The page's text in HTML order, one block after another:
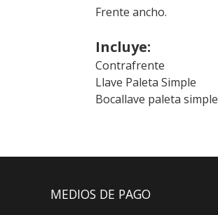
Frente ancho.
Incluye:
Contrafrente
Llave Paleta Simple
Bocallave paleta simple
MEDIOS DE PAGO